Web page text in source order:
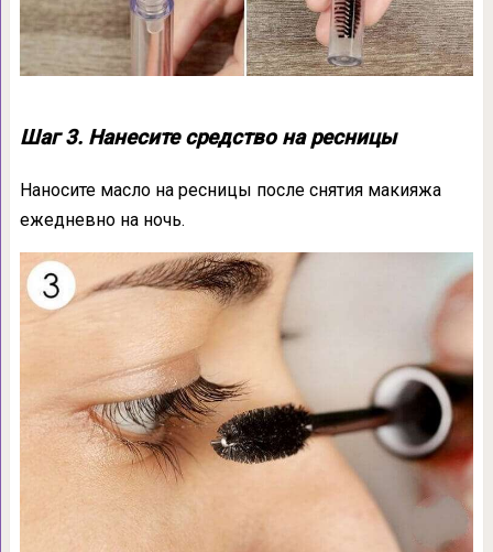
Шаг 3. Нанесите средство на ресницы
Наносите масло на ресницы после снятия макияжа
ежедневно на ночь.